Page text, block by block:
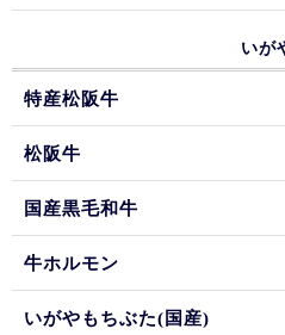
いが
特産松阪牛
松阪牛
国産黒毛和牛
牛ホルモン
いがやもちぶた(国産)